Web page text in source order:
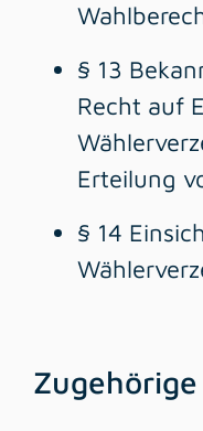
§ 13
Recht auf
Erteilung
§ 14